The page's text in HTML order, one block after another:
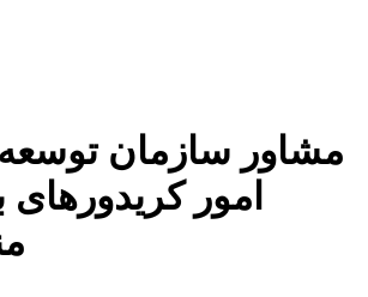
مشاور سازمان
امور کریدورهای